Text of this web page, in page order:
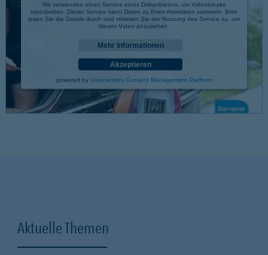
Wir verwenden einen Service eines Drittanbieters, um Videoinhalte
einzubetten. Dieser Service kann Daten zu Ihren Aktivitäten sammeln. Bitte
lesen Sie die Details durch und stimmen Sie der Nutzung des Service zu, um
dieses Video anzusehen.
Mehr Informationen
Akzeptieren
powered by Usercentrics Consent Management Platform
Aktuelle Themen